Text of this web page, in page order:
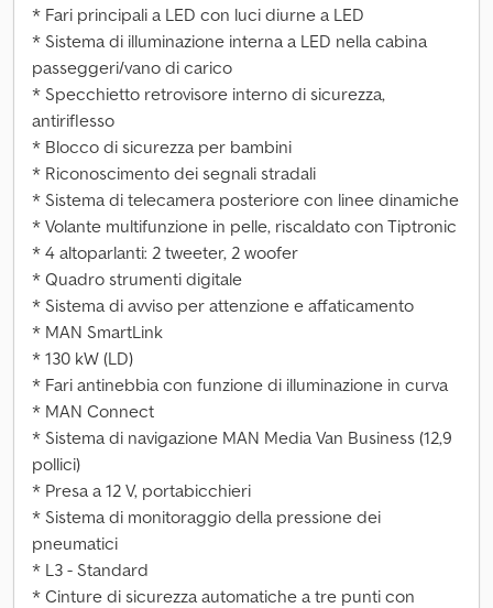
* Fari principali a LED con luci diurne a LED
* Sistema di illuminazione interna a LED nella cabina
passeggeri/vano di carico
* Specchietto retrovisore interno di sicurezza,
antiriflesso
* Blocco di sicurezza per bambini
* Riconoscimento dei segnali stradali
* Sistema di telecamera posteriore con linee dinamiche
* Volante multifunzione in pelle, riscaldato con Tiptronic
* 4 altoparlanti: 2 tweeter, 2 woofer
* Quadro strumenti digitale
* Sistema di avviso per attenzione e affaticamento
* MAN SmartLink
* 130 kW (LD)
* Fari antinebbia con funzione di illuminazione in curva
* MAN Connect
* Sistema di navigazione MAN Media Van Business (12,9
pollici)
* Presa a 12 V, portabicchieri
* Sistema di monitoraggio della pressione dei
pneumatici
* L3 - Standard
* Cinture di sicurezza automatiche a tre punti con